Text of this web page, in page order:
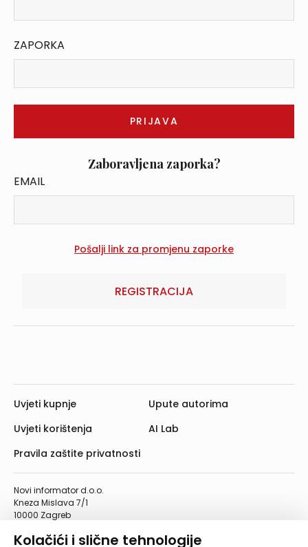
Kolačići i slične tehnologije
ZAPORKA
Zaboravljena zaporka?
EMAIL
REGISTRACIJA
Novi informator d.o.o.
Kneza Mislava 7/1
10000 Zagreb
Telefaks: 01/4612-553
Uvjeti kupnje
Uvjeti korištenja
Pravila zaštite privatnosti
Upute autorima
AI Lab